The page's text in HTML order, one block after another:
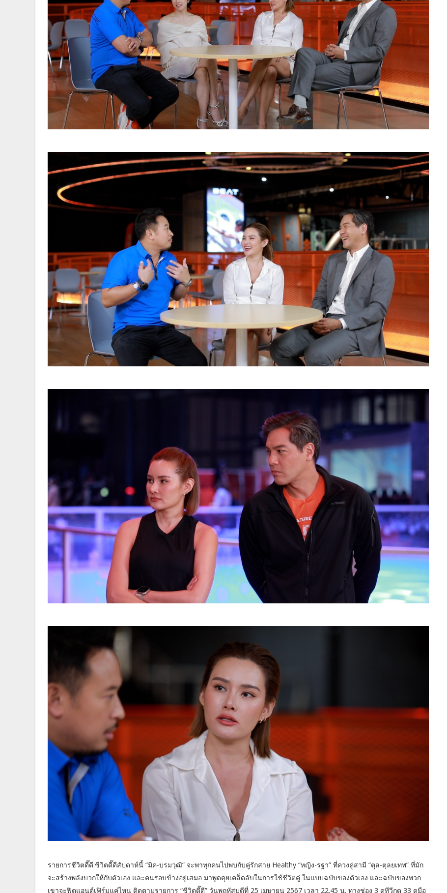
รายการชีวิตดี๊ดี:​ชีวิตดี๊ดีสัปดาห์นี้ “มิค-บรมวุฒิ” จะพาทุกคนไปพบกับคู่รักสาย Healthy “หญิง-รฐา” ที่ควงคู่สามี “ตุล-ตุลยเทพ” ที่มัก
จะสร้างพลังบวกให้กับตัวเอง และคนรอบข้างอยู่เสมอ มาพูดคุยเคล็ดลับในการใช้ชีวิตคู่ ในแบบฉบับของตัวเอง และฉบับของพวก
เขาจะฟิตแอนด์เฟิร์มแค่ไหน ติดตามรายการ “ชีวิตดี๊ดี” วันพฤหัสบดีที่ 25 เมษายน 2567 เวลา 22.45 น. ทางช่อง 3 ดูทีวีกด 33 ดูมือ